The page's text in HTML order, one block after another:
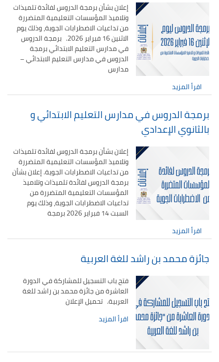
إعلان بشأن برمجة الدروس لفائدة تلميذات
وتلاميذ المؤسسات التعليمية المتضررة
من تداعيات الاضطرابات الجوية، وذلك يوم
الاثنين 16 فبراير 2026. برمجة الدروس
في مدارس التعليم الابتدائي برمجة
الدروس في مدارس التعليم الابتدائي –
مدارس
اقرأ المزيد
برمجة الدروس في مدارس التعليم الابتدائي و
بالثانوي الإعدادي
إعلان بشأن برمجة الدروس لفائدة تلميذات
وتلاميذ المؤسسات التعليمية المتضررة
من تداعيات الاضطرابات الجوية. إعلان بشأن
برمجة الدروس لفائدة تلميذات وتلاميذ
المؤسسات التعليمية المتضررة من
تداعيات الاضطرابات الجوية، وذلك يوم
السبت 14 فبراير 2026 برمجة
اقرأ المزيد
جائزة محمد بن راشد للغة العربية
فتح باب التسجيل للمشاركة في الدورة
العاشرة من جائزة محمد بن راشد للغة
العربية. تحميل الإعلان
اقرأ المزيد